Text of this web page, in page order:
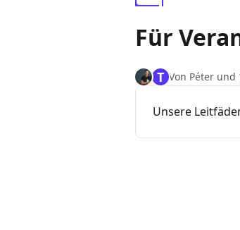
Für
T Von Péter und
Unsere